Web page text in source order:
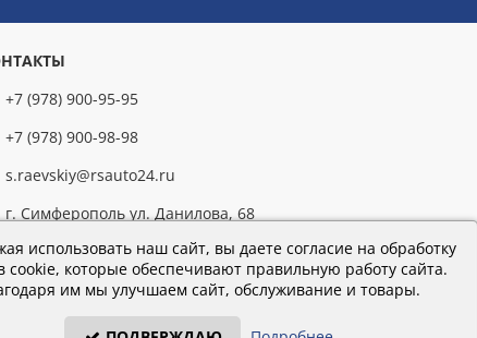
+7 (978) 900-95-95
+7 (978) 900-98-98
s.raevskiy@rsauto24.ru
г. Симферополь ул. Данилова, 68
работы: пн-пт 9:00–18:00; сб 9:00–16:00
использовать наш сайт, вы даете согласие на обработку
cookie, которые обеспечивают правильную работу сайта.
им мы улучшаем сайт, обслуживание и товары.